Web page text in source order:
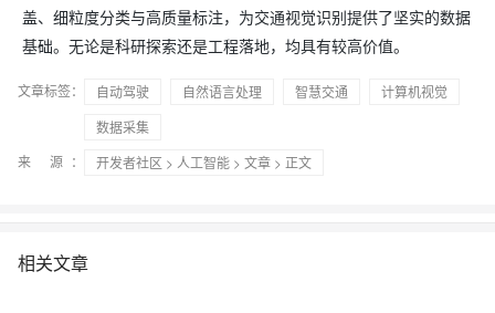
盖、细粒度分类与高质量标注，为交通视觉识别提供了坚实的数据
基础。无论是科研探索还是工程落地，均具有较高价值。
文章标签： 自动驾驶 自然语言处理 智慧交通
计算机视觉
数据采集
来 源：
开发者社区 > 人工智能 > 文章 > 正文
相关文章